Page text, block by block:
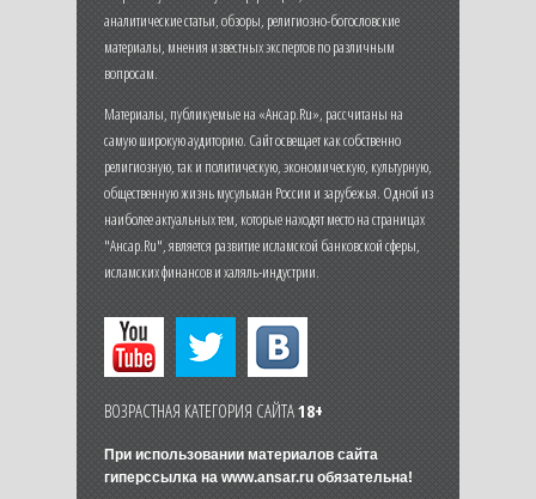
аналитические статьи, обзоры, религиозно-богословские
материалы, мнения известных экспертов по различным
вопросам.
Материалы, публикуемые на «Ансар.Ru», рассчитаны на
самую широкую аудиторию. Сайт освещает как собственно
религиозную, так и политическую, экономическую, культурную,
общественную жизнь мусульман России и зарубежья. Одной из
наиболее актуальных тем, которые находят место на страницах
"Ансар.Ru", является развитие исламской банковской сферы,
исламских финансов и халяль-индустрии.
ВОЗРАСТНАЯ КАТЕГОРИЯ САЙТА18+
При использовании материалов сайта
гиперссылка на www.ansar.ruобязательна!